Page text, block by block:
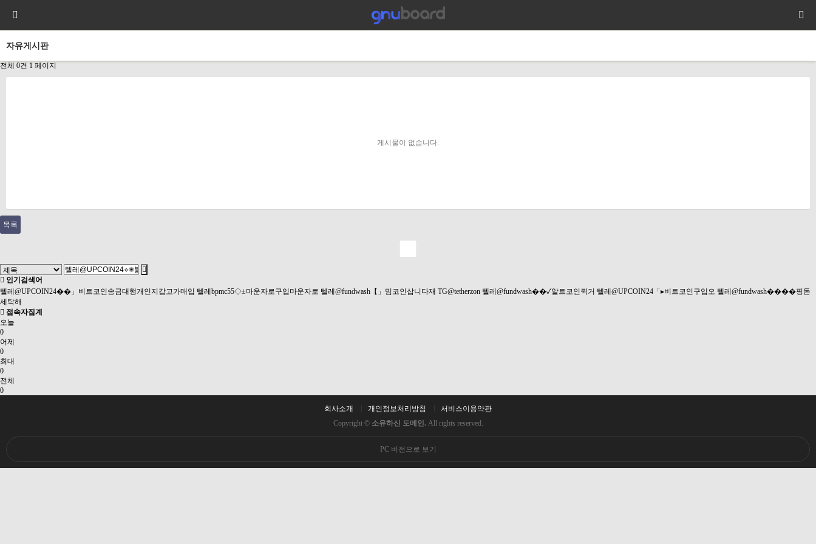
자유게시판
전체 0건 1 페이지
게시물이 없습니다.
목록
인기검색어
텔레@UPCOIN24��」비트코인송금대행개인지갑고가매입 텔레bpmc55◇±마운자로구입마운자로 텔레@fundwash【」밈코인삽니다재 TG@tetherzon 텔레@fundwash��✓알트코인퀵거 텔레@UPCOIN24「▸비트코인구입오 텔레@fundwash����핑돈
세탁해
접속자집계
오늘
0
어제
0
최대
0
전체
0
회사소개 개인정보처리방침
서비스이용약관
Copyright © 소유하신 도메인. All rights reserved.
PC 버전으로 보기